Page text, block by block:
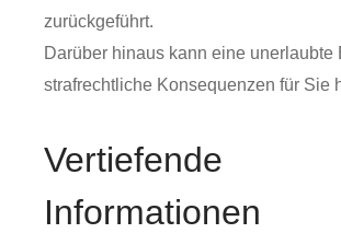
zurückgeführt.
Darüber hinaus kann eine unerlaubte
strafrechtliche Konsequenzen für Sie
Vertiefende
Informationen